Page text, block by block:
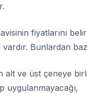
fiyatlarını
Bunlardan
alt ve üst çeneye
uygulanmayacağı,